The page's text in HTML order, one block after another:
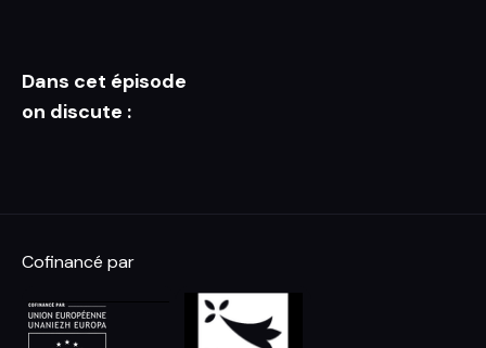
Dans cet épisode
on discute :
Cofinancé par